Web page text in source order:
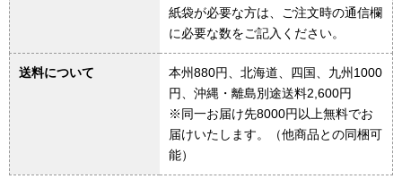
紙袋が必要な方は、ご注文時の通信欄
に必要な数をご記入ください。
送料について
本州880円、北海道、四国、九州1000
円、沖縄・離島別途送料2,600円
※同一お届け先8000円以上無料でお
届けいたします。（他商品との同梱可
能）